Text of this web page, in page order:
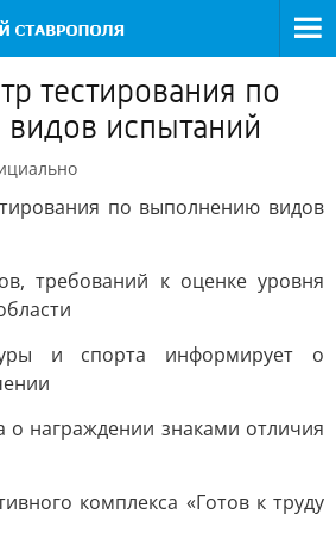
тестирования по
испытаний
по выполнению видов
требований к оценке уровня
и спорта информирует о
о награждении знаками отличия
комплекса «Готов к труду